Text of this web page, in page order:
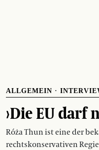
ALLGEMEIN ·
›Die EU darf
Róża Thun ist eine der
rechtskonservativen